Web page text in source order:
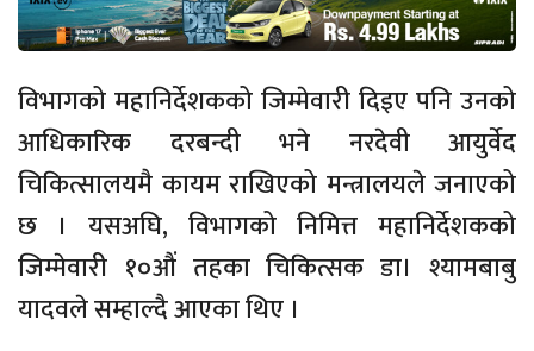
विभागको महानिर्देशकको जिम्मेवारी दिइए पनि उनको
आधिकारिक दरबन्दी भने नरदेवी आयुर्वेद
चिकित्सालयमै कायम राखिएको मन्त्रालयले जनाएको
छ । यसअघि, विभागको निमित्त महानिर्देशकको
जिम्मेवारी १०औं तहका चिकित्सक डा। श्यामबाबु
यादवले सम्हाल्दै आएका थिए ।